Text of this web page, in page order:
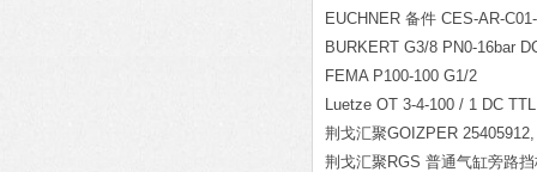
EUCHNER 备件 CES-AR-
BURKERT G3/8 PN0-16bar
FEMA P100-100 G1/2
Luetze OT 3-4-100 / 1 DC
荆戈汇聚GOIZPER
荆戈汇聚RGS 普通气缸旁路